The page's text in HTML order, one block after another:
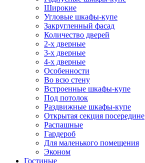
Широкие
Угловые шкафы-купе
Закругленный фасад
Количество дверей
2-х дверные
3-х дверные
4-х дверные
Особенности
Во всю стену
Встроенные шкафы-купе
Под потолок
Раздвижные шкафы-купе
Открытая секция посередине
Распашные
Гардероб
Для маленького помещения
Эконом
Гостиные